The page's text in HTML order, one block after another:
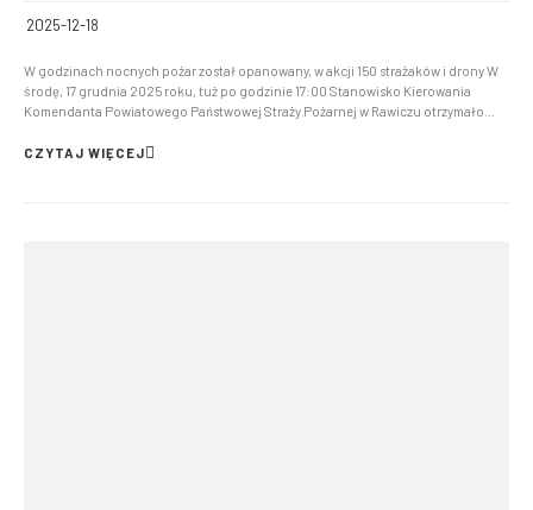
2025-12-18
W godzinach nocnych pożar został opanowany, w akcji 150 strażaków i drony W
środę, 17 grudnia 2025 roku, tuż po godzinie 17:00 Stanowisko Kierowania
Komendanta Powiatowego Państwowej Straży Pożarnej w Rawiczu otrzymało
Rawiczu. Kłęby dymu pojawiły się nad wschodnią...
CZYTAJ WIĘCEJ